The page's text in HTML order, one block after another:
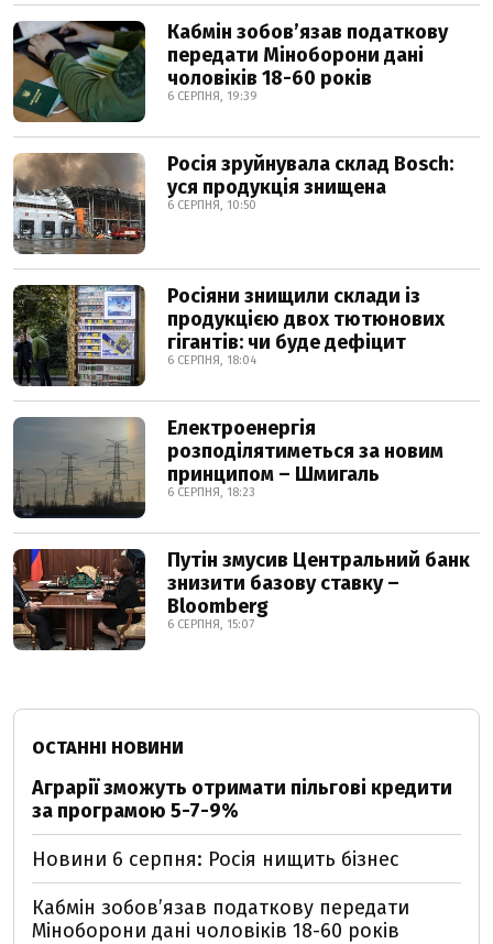
Кабмін зобовʼязав податкову
передати Міноборони дані
чоловіків 18-60 років
6 СЕРПНЯ, 19:39
Росія зруйнувала склад Bosch:
уся продукція знищена
6 СЕРПНЯ, 10:50
Росіяни знищили склади із
продукцією двох тютюнових
гігантів: чи буде дефіцит
6 СЕРПНЯ, 18:04
Електроенергія
розподілятиметься за новим
принципом – Шмигаль
6 СЕРПНЯ, 18:23
Путін змусив Центральний банк
знизити базову ставку –
Bloomberg
6 СЕРПНЯ, 15:07
ОСТАННІ НОВИНИ
Аграрії зможуть отримати пільгові кредити
за програмою 5-7-9%
Новини 6 серпня: Росія нищить бізнес
Кабмін зобовʼязав податкову передати
Міноборони дані чоловіків 18-60 років